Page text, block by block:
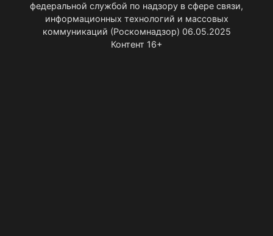
федеральной службой по надзору в сфере связи,
информационных технологий и массовых
коммуникаций (Роскомнадзор) 06.05.2025
Контент 16+